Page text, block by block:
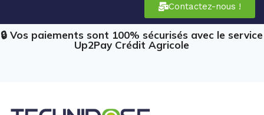
Contactez-nous !
🔒 Vos paiements sont 100% sécurisés avec le service
Up2Pay Crédit Agricole